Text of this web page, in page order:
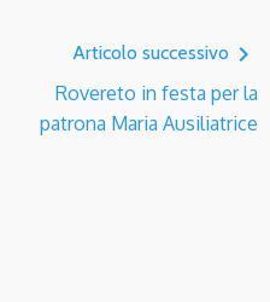
Articolo successivo navigate_next
Rovereto in festa per la
patrona Maria Ausiliatrice